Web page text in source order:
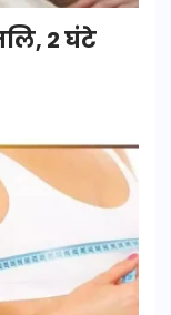
2 घंटे